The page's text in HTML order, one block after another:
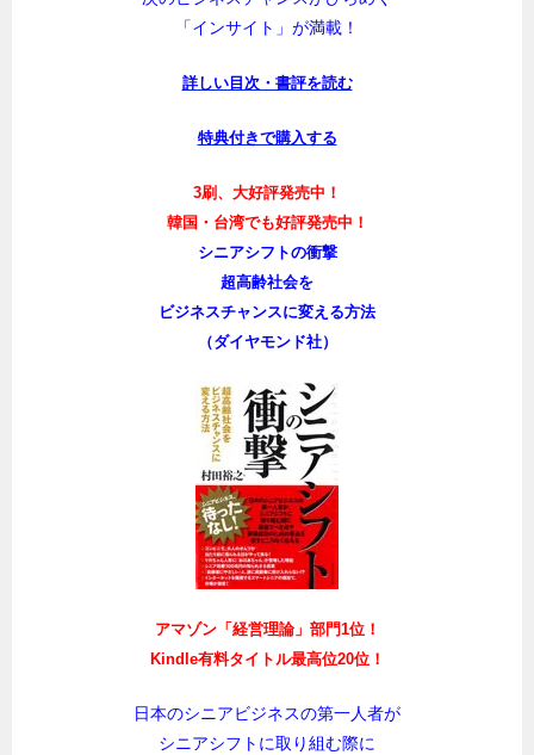
「インサイト」が満載！
詳しい目次・書評を読む
特典付きで購入する
3刷、大好評発売中！
韓国・台湾でも好評発売中！
シニアシフトの衝撃
超高齢社会を
ビジネスチャンスに変える方法
（ダイヤモンド社）
アマゾン「経営理論」部門1位！
Kindle有料タイトル最高位20位！
日本のシニアビジネスの第一人者が
シニアシフトに取り組む際に